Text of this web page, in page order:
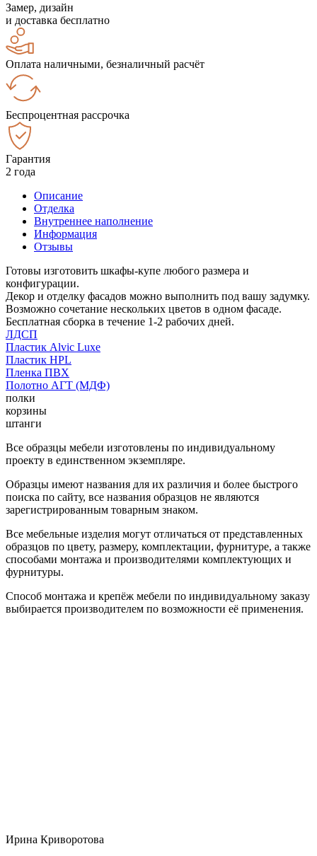
Замер, дизайн
и доставка бесплатно
Оплата наличными, безналичный расчёт
Беспроцентная рассрочка
Гарантия
2 года
Описание
Отделка
Внутреннее наполнение
Информация
Отзывы
Готовы изготовить шкафы-купе любого размера и
конфигурации.
Декор и отделку фасадов можно выполнить под вашу задумку.
Возможно сочетание нескольких цветов в одном фасаде.
Бесплатная сборка в течение 1-2 рабочих дней.
ЛДСП
Пластик Alvic Luxe
Пластик HPL
Пленка ПВХ
Полотно АГТ (МДФ)
полки
корзины
штанги
Все образцы мебели изготовлены по индивидуальному
проекту в единственном экземпляре.
Образцы имеют названия для их различия и более быстрого
поиска по сайту, все названия образцов не являются
зарегистрированным товарным знаком.
Все мебельные изделия могут отличаться от представленных
образцов по цвету, размеру, комплектации, фурнитуре, а также
способами монтажа и производителями комплектующих и
фурнитуры.
Способ монтажа и крепёж мебели по индивидуальному заказу
выбирается производителем по возможности её применения.
Ирина Криворотова